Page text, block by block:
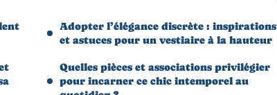
Adopter l’élégance discrète : inspirations
et astuces pour un vestiaire à la hauteur
Quelles pièces et associations privilégier
pour incarner ce chic intemporel au